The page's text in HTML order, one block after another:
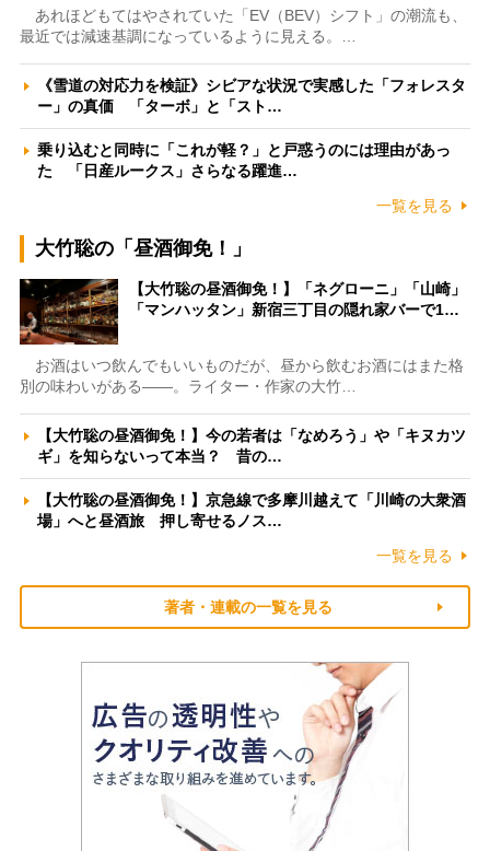
あれほどもてはやされていた「EV（BEV）シフト」の潮流も、
最近では減速基調になっているように見える。…
《雪道の対応力を検証》シビアな状況で実感した「フォレスタ
ー」の真価 「ターボ」と「スト…
乗り込むと同時に「これが軽？」と戸惑うのには理由があっ
た 「日産ルークス」さらなる躍進…
一覧を見る
大竹聡の「昼酒御免！」
【大竹聡の昼酒御免！】「ネグローニ」「山崎」
「マンハッタン」新宿三丁目の隠れ家バーで1…
お酒はいつ飲んでもいいものだが、昼から飲むお酒にはまた格
別の味わいがある――。ライター・作家の大竹…
【大竹聡の昼酒御免！】今の若者は「なめろう」や「キヌカツ
ギ」を知らないって本当？ 昔の…
【大竹聡の昼酒御免！】京急線で多摩川越えて「川崎の大衆酒
場」へと昼酒旅 押し寄せるノス…
一覧を見る
著者・連載の一覧を見る